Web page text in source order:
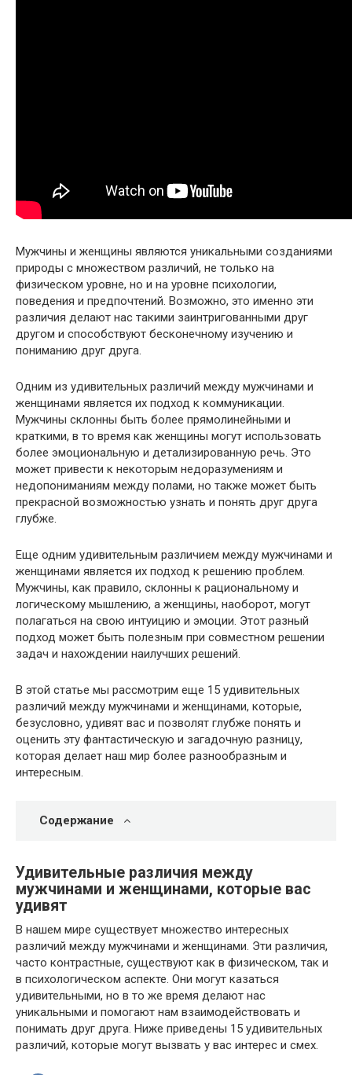
Мужчины и женщины являются уникальными созданиями
природы с множеством различий, не только на
физическом уровне, но и на уровне психологии,
поведения и предпочтений. Возможно, это именно эти
различия делают нас такими заинтригованными друг
другом и способствуют бесконечному изучению и
пониманию друг друга.
Одним из удивительных различий между мужчинами и
женщинами является их подход к коммуникации.
Мужчины склонны быть более прямолинейными и
краткими, в то время как женщины могут использовать
более эмоциональную и детализированную речь. Это
может привести к некоторым недоразумениям и
недопониманиям между полами, но также может быть
прекрасной возможностью узнать и понять друг друга
глубже.
Еще одним удивительным различием между мужчинами и
женщинами является их подход к решению проблем.
Мужчины, как правило, склонны к рациональному и
логическому мышлению, а женщины, наоборот, могут
полагаться на свою интуицию и эмоции. Этот разный
подход может быть полезным при совместном решении
задач и нахождении наилучших решений.
В этой статье мы рассмотрим еще 15 удивительных
различий между мужчинами и женщинами, которые,
безусловно, удивят вас и позволят глубже понять и
оценить эту фантастическую и загадочную разницу,
которая делает наш мир более разнообразным и
интересным.
Содержание
Удивительные различия между
мужчинами и женщинами, которые вас
удивят
В нашем мире существует множество интересных
различий между мужчинами и женщинами. Эти различия,
часто контрастные, существуют как в физическом, так и
в психологическом аспекте. Они могут казаться
удивительными, но в то же время делают нас
уникальными и помогают нам взаимодействовать и
понимать друг друга. Ниже приведены 15 удивительных
различий, которые могут вызвать у вас интерес и смех.